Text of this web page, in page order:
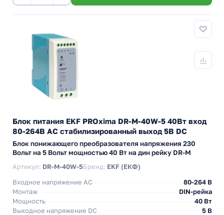
Блок питания EKF PROxima DR-M-40W-5 40Вт вход
80-264В АС стабилизированный выход 5В DC
Блок понижающего преобразователя напряжения 230
Вольт на 5 Вольт мощностью 40 Вт на дин рейку DR-M
Артикул: DR-M-40W-5Бренд: EKF (ЕКФ)
Входное напряжение AC
80-264 В
Монтаж
DIN-рейка
Мощность
40 Вт
Выходное напряжение DC
5 В